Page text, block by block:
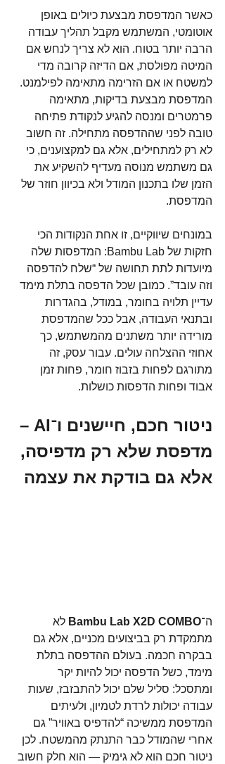
כאשר המדפסת מבצעת כיולים באופן
אוטומטי, המשתמש מקבל תהליך עבודה
הרבה יותר בטוח. הוא לא צריך לנחש אם
המיטה מפולסת, אם הדיזה קרובה מדי
למשטח או אם הזרימה מתאימה לפילמנט.
המדפסת מבצעת בדיקות, מתאימה
פרמטרים ומנסה להגיע לנקודת פתיחה
טובה לפני שההדפסה מתחילה. זה חשוב
לא רק למתחילים, אלא גם למקצוענים, כי
גם משתמש מנוסה מעדיף להשקיע את
הזמן שלו בתכנון המודל ולא בכיוון חוזר של
המדפסת.
במונחים שיווקיים, זו אחת הנקודות הכי
חזקות של Bambu Lab: המדפסות שלה
מיועדות לתת תחושה של “שלח להדפסה
וזה עובד”. כמובן שכל הדפסה בתלת מימד
עדיין תלויה בחומר, במודל, בהגדרות
ובתנאי העבודה, אבל ככל שהמדפסת
מורידה יותר משתנים מהמשתמש, כך
אחוזי ההצלחה עולים. עבור עסק, זה
מתורגם לפחות בזבוז חומר, פחות זמן
אבוד ופחות הדפסות כושלות.
ניטור חכם, חיישנים ו־AI –
מדפסת שלא רק מדפיסה,
אלא גם בודקת את עצמה
ה־Bambu Lab X2D COMBO לא
מתמקדת רק בביצועים מכניים, אלא גם
בבקרה חכמה. בעולם ההדפסה בתלת
מימד, כשל הדפסה יכול להיות יקר
ומתסכל: סליל שלם יכול להתבזבז, שעות
עבודה יכולות לרדת לטמיון, ולעיתים
המדפסת ממשיכה “להדפיס באוויר” גם
אחרי שהמודל כבר התנתק מהמשטח. לכן
ניטור חכם הוא לא גימיק — הוא חלק חשוב